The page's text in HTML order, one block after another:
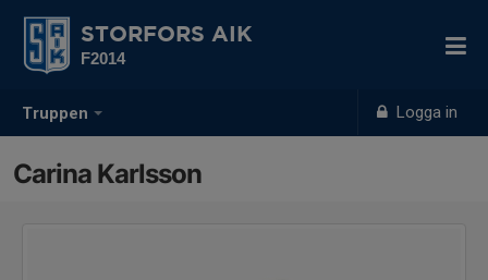
Truppen Logga in
STORFORS AIK
F2014
Carina Karlsson